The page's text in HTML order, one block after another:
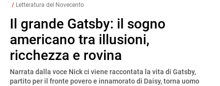
Letteratura del Novecento
Il grande Gatsby: il sogno
americano tra illusioni,
ricchezza e rovina
Narrata dalla voce Nick ci viene raccontata la vita di Gatsby,
partito per il fronte povero e innamorato di Daisy, torna uomo